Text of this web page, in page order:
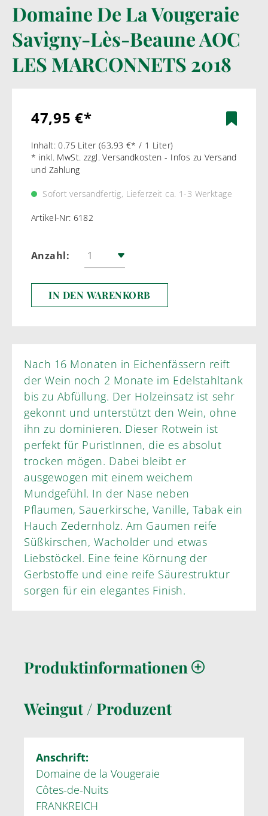
Domaine De La Vougeraie
Savigny-Lès-Beaune AOC
LES MARCONNETS 2018
47,95 €*
Inhalt:0.75 Liter (63,93 €* / 1 Liter)
* inkl. MwSt. zzgl. Versandkosten - Infos zu Versand
und Zahlung
Sofort versandfertig, Lieferzeit ca. 1-3 Werktage
Artikel-Nr: 6182
Anzahl:
IN DEN WARENKORB
Nach 16 Monaten in Eichenfässern reift
der Wein noch 2 Monate im Edelstahltank
bis zu Abfüllung. Der Holzeinsatz ist sehr
gekonnt und unterstützt den Wein, ohne
ihn zu dominieren. Dieser Rotwein ist
perfekt für PuristInnen, die es absolut
trocken mögen. Dabei bleibt er
ausgewogen mit einem weichem
Mundgefühl. In der Nase neben
Pflaumen, Sauerkirsche, Vanille, Tabak ein
Hauch Zedernholz. Am Gaumen reife
Süßkirschen, Wacholder und etwas
Liebstöckel. Eine feine Körnung der
Gerbstoffe und eine reife Säurestruktur
sorgen für ein elegantes Finish.
Produktinformationen
Weingut / Produzent
Anschrift:
Domaine de la Vougeraie
Côtes-de-Nuits
FRANKREICH